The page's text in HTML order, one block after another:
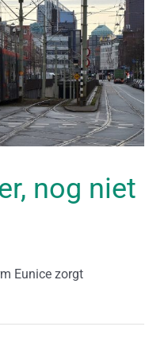
nog niet
Eunice zorgt